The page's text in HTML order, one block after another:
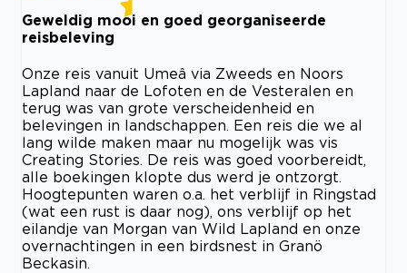
Geweldig mooi en goed georganiseerde
reisbeleving
Onze reis vanuit Umeâ via Zweeds en Noors
Lapland naar de Lofoten en de Vesteralen en
terug was van grote verscheidenheid en
belevingen in landschappen. Een reis die we al
lang wilde maken maar nu mogelijk was vis
Creating Stories. De reis was goed voorbereidt,
alle boekingen klopte dus werd je ontzorgt.
Hoogtepunten waren o.a. het verblijf in Ringstad
(wat een rust is daar nog), ons verblijf op het
eilandje van Morgan van Wild Lapland en onze
overnachtingen in een birdsnest in Granö
Beckasin.